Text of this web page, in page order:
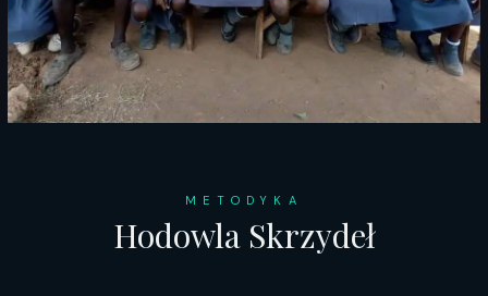
METODYKA
Hodowla Skrzydeł